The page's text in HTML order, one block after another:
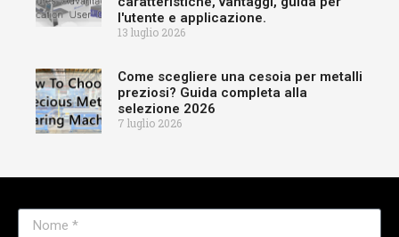
l'utente e applicazione.
13 luglio 2026
Come scegliere una cesoia per metalli
preziosi? Guida completa alla
selezione 2026
7 luglio 2026